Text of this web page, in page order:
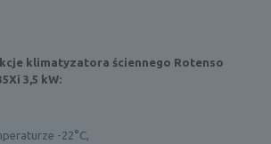
klimatyzatora ściennego Rotenso
3,5 kW:
-22°C,